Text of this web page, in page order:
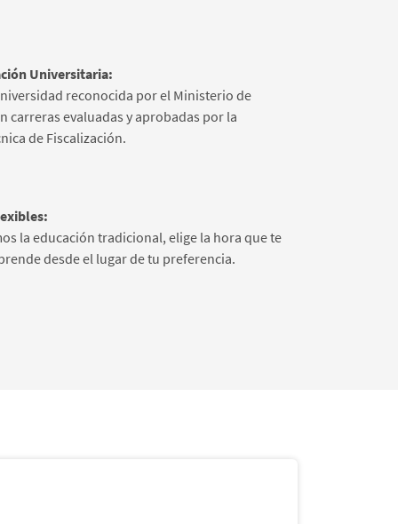
Universitaria:
reconocida por el Ministerio de
carreras evaluadas y aprobadas por la
de Fiscalización.
la educación tradicional, elige la hora que te
desde el lugar de tu preferencia.